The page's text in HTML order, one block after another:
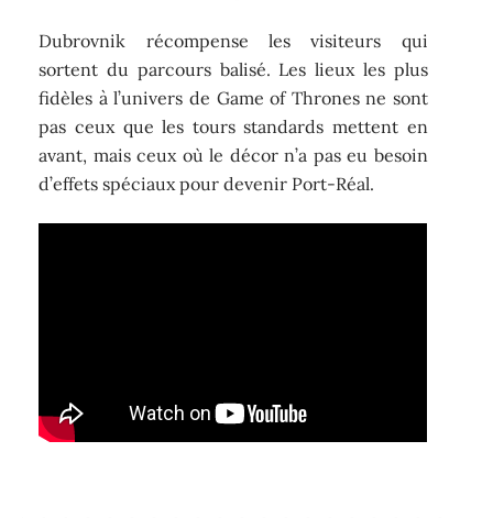
Dubrovnik récompense les visiteurs qui
sortent du parcours balisé. Les lieux les plus
fidèles à l’univers de Game of Thrones ne sont
pas ceux que les tours standards mettent en
avant, mais ceux où le décor n’a pas eu besoin
d’effets spéciaux pour devenir Port-Réal.